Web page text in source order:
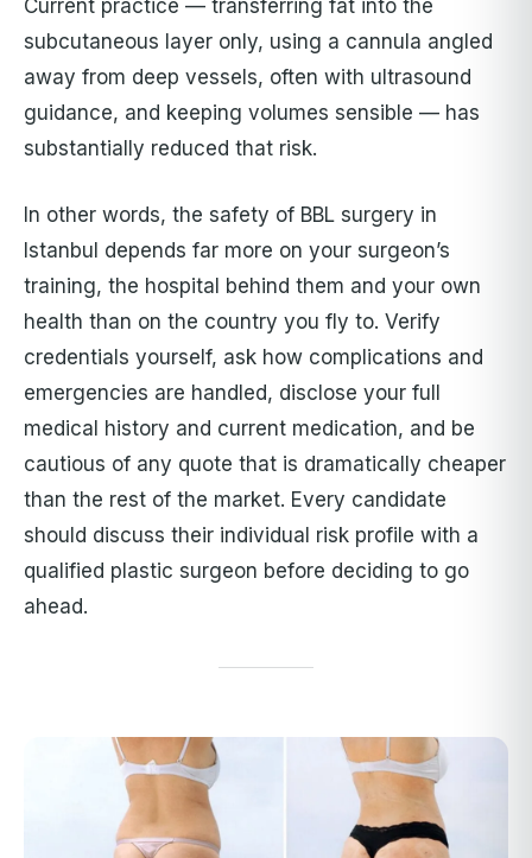
Current practice — transferring fat into the
subcutaneous layer only, using a cannula angled
away from deep vessels, often with ultrasound
guidance, and keeping volumes sensible — has
substantially reduced that risk.
In other words, the safety of BBL surgery in
Istanbul depends far more on your surgeon’s
training, the hospital behind them and your own
health than on the country you fly to. Verify
credentials yourself, ask how complications and
emergencies are handled, disclose your full
medical history and current medication, and be
cautious of any quote that is dramatically cheaper
than the rest of the market. Every candidate
should discuss their individual risk profile with a
qualified plastic surgeon before deciding to go
ahead.